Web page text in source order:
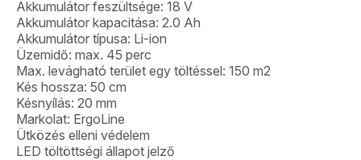
Akkumulátor feszültsége: 18 V
Akkumulátor kapacitása: 2.0 Ah
Akkumulátor típusa: Li-ion
Üzemidő: max. 45 perc
Max. levágható terület egy töltéssel: 150 m2
Kés hossza: 50 cm
Késnyílás: 20 mm
Markolat: ErgoLine
Ütközés elleni védelem
LED töltöttségi állapot jelző